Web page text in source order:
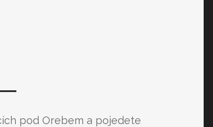
pod Orebem a pojedete